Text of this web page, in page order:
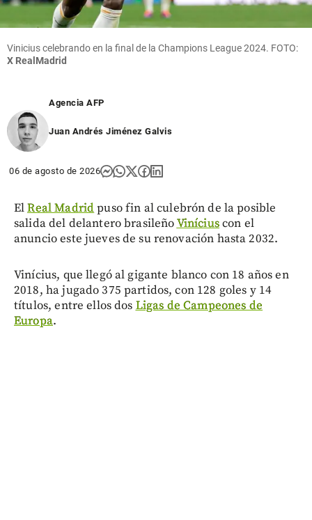
Vinicius celebrando en la final de la Champions League 2024. FOTO:
X RealMadrid
Agencia AFP
Juan Andrés Jiménez Galvis
06 de agosto de 2026
ElReal Madridpuso fin al culebrón de la posible
salida del delantero brasileñoViníciuscon el
anuncio este jueves de su renovación hasta 2032.
Vinícius, que llegó al gigante blanco con 18 años en
2018, ha jugado 375 partidos, con 128 goles y 14
títulos, entre ellos dos Ligas de Campeones de
Europa.